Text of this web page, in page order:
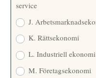
service
J.
K. Rättsekonomi
L. Industriell ekonomi
M. Företagsekonomi